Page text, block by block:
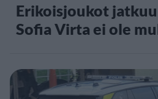
Erikoisjoukot jatkuu
Sofia Virta ei ole